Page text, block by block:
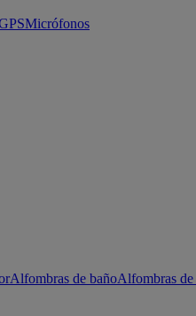
Micrófonos
Alfombras de bañoAlfombras de